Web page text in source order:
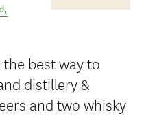
,
best way to
distillery &
and two whisky